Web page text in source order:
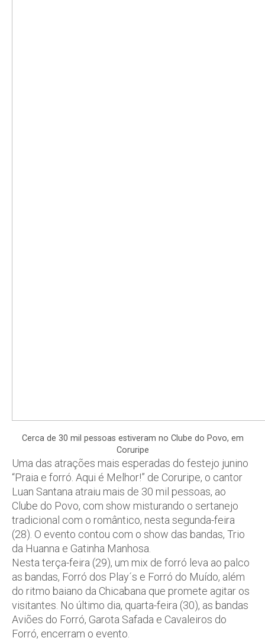
Cerca de 30 mil pessoas estiveram no Clube do Povo, em
Coruripe
Uma das atrações mais esperadas do festejo junino
“Praia e forró. Aqui é Melhor!” de Coruripe, o cantor
Luan Santana atraiu mais de 30 mil pessoas, ao
Clube do Povo, com show misturando o sertanejo
tradicional com o romântico, nesta segunda-feira
(28). O evento contou com o show das bandas, Trio
da Huanna e Gatinha Manhosa.
Nesta terça-feira (29), um mix de forró leva ao palco
as bandas, Forró dos Play´s e Forró do Muído, além
do ritmo baiano da Chicabana que promete agitar os
visitantes. No último dia, quarta-feira (30), as bandas
Aviões do Forró, Garota Safada e Cavaleiros do
Forró, encerram o evento.